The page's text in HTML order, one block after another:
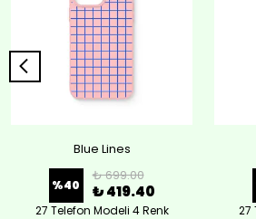
Blue Lines
%40
₺ 699.00
₺ 419.40
27 Telefon Modeli 4 Renk 27